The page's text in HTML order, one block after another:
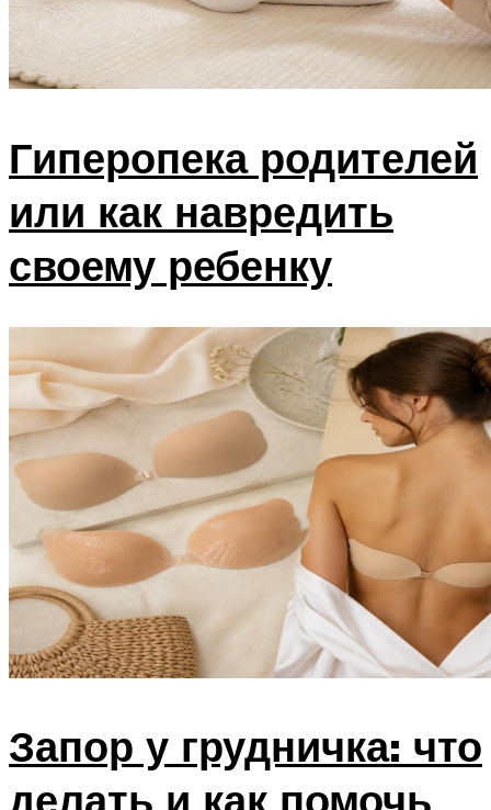
Гиперопека родителей
или как навредить
своему ребенку
Запор у грудничка: что